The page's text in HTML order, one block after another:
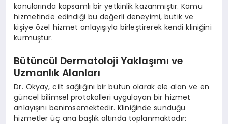
konularında kapsamlı bir yetkinlik kazanmıştır. Kamu
hizmetinde edindiği bu değerli deneyimi, butik ve
kişiye özel hizmet anlayışıyla birleştirerek kendi kliniğini
kurmuştur.
Bütüncül Dermatoloji Yaklaşımı ve
Uzmanlık Alanları
Dr. Okyay, cilt sağlığını bir bütün olarak ele alan ve en
güncel bilimsel protokolleri uygulayan bir hizmet
anlayışını benimsemektedir. Kliniğinde sunduğu
hizmetler üç ana başlık altında toplanmaktadır: